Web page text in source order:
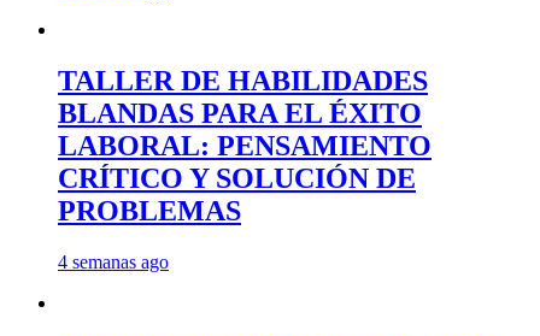
TALLER DE HABILIDADES
BLANDAS PARA EL ÉXITO
LABORAL: PENSAMIENTO
CRÍTICO Y SOLUCIÓN DE
PROBLEMAS
4 semanas ago